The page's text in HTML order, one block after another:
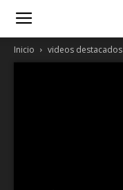
Inicio videos destacados